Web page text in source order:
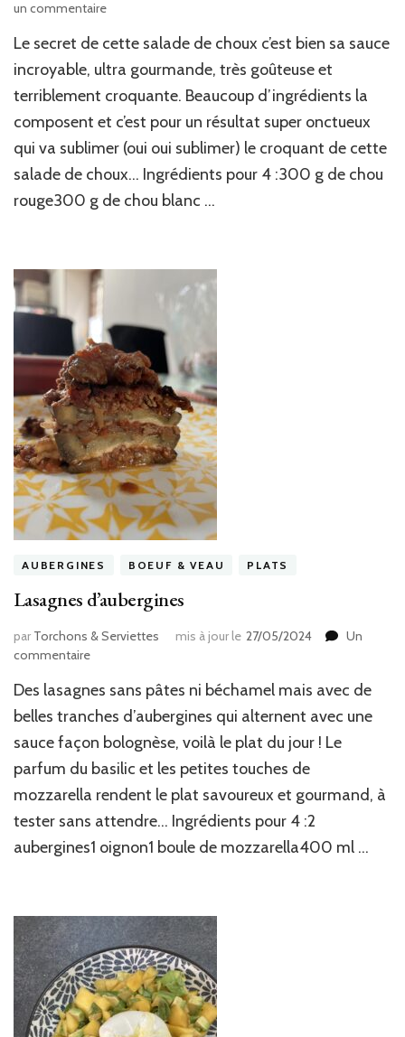
un commentairesur
de
choux
sauce
avocat
Le secret de cette salade de choux c’est bien sa sauce
incroyable, ultra gourmande, très goûteuse et
terriblement croquante. Beaucoup d’ingrédients la
composent et c’est pour un résultat super onctueux
qui va sublimer (oui oui sublimer) le croquant de cette
salade de choux… Ingrédients pour 4 :300 g de chou
rouge300 g de chou blanc …
AUBERGINES BOEUF & VEAU PLATS
Lasagnes d’aubergines
par Torchons & Serviettes mis à jour le 27/05/2024
Un
commentairesur
d’aubergines
Des lasagnes sans pâtes ni béchamel mais avec de
belles tranches d’aubergines qui alternent avec une
sauce façon bolognèse, voilà le plat du jour ! Le
parfum du basilic et les petites touches de
mozzarella rendent le plat savoureux et gourmand, à
tester sans attendre… Ingrédients pour 4 :2
aubergines1 oignon1 boule de mozzarella400 ml …